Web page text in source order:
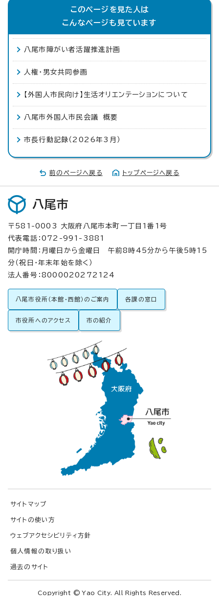
このページを見た人は
こんなページも見ています
八尾市障がい者活躍推進計画
人権・男女共同参画
【外国人市民向け】生活オリエンテーションについて
八尾市外国人市民会議 概要
市長行動記録（2026年3月）
前のページへ戻る トップページへ戻る
八尾市
〒581-0003 大阪府八尾市本町一丁目1番1号
代表電話：072-991-3881
開庁時間：月曜日から金曜日 午前8時45分から午後5時15
分（祝日・年末年始を除く）
法人番号：8000020272124
八尾市役所（本館・西館）のご案内 各課の窓口
市役所へのアクセス 市の紹介
サイトマップ
サイトの使い方
ウェブアクセシビリティ方針
個人情報の取り扱い
過去のサイト
Copyright © Yao City. All Rights Reserved.